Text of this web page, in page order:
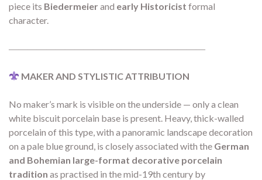
piece its Biedermeier and early Historicist formal
character.
―――――――――――――――――――――
MAKER AND STYLISTIC ATTRIBUTION
No maker’s mark is visible on the underside — only a clean
white biscuit porcelain base is present. Heavy, thick-walled
porcelain of this type, with a panoramic landscape decoration
on a pale blue ground, is closely associated with the German
and Bohemian large-format decorative porcelain
tradition as practised in the mid-19th century by